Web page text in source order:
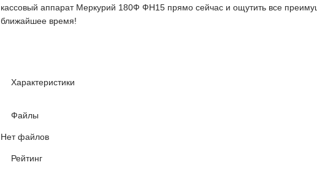
кассовый аппарат Меркурий 180Ф ФН15 прямо сейчас и ощутить все
ближайшее время!
Характеристики
Файлы
Нет файлов
Рейтинг